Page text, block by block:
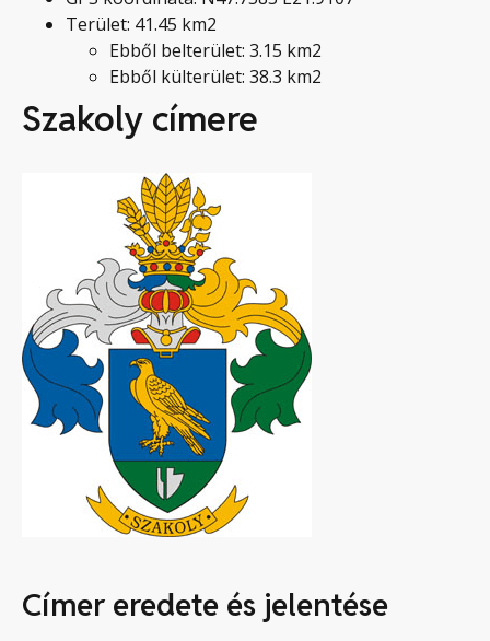
Terület: 41.45 km2
Ebből belterület: 3.15 km2
Ebből külterület: 38.3 km2
Szakoly címere
Címer eredete és jelentése